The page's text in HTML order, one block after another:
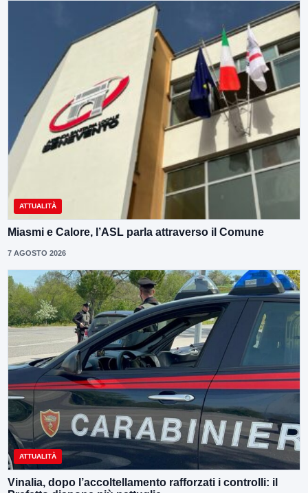
ATTUALITÀ
Miasmi e Calore, l’ASL parla attraverso il Comune
7 AGOSTO 2026
ATTUALITÀ
Vinalia, dopo l’accoltellamento rafforzati i controlli: il